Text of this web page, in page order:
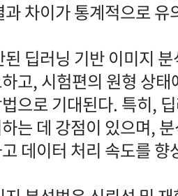
차이가 통계적으로
딥러닝 기반 이미지
고, 시험편의 원형 상
으로 기대된다. 특히,
는 데 강점이 있으며,
데이터 처리 속도를